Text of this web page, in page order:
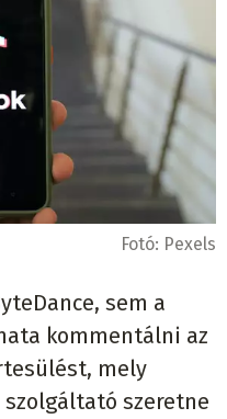
Fotó: Pexels
sem a
kommentálni az
mely
szeretne